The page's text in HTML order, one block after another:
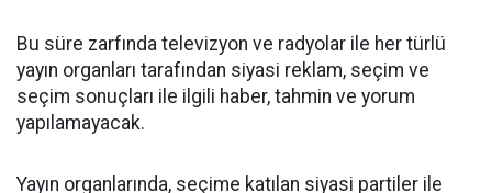
Bu süre zarfında televizyon ve radyolar ile her türlü
yayın organları tarafından siyasi reklam, seçim ve
seçim sonuçları ile ilgili haber, tahmin ve yorum
yapılamayacak.
Yayın organlarında, seçime katılan siyasi partiler ile